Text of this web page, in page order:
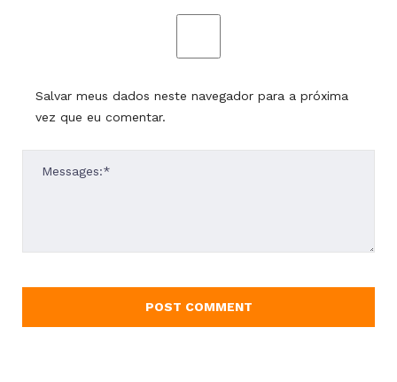
Salvar meus dados neste navegador para a próxima
vez que eu comentar.